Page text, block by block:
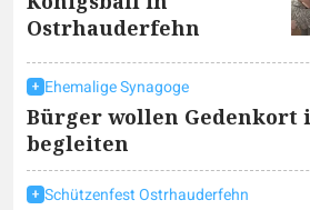
Ostrhauderfehn
Ehemalige Synagoge
Bürger wollen
begleiten
Schützenfest Ostrhauderfehn